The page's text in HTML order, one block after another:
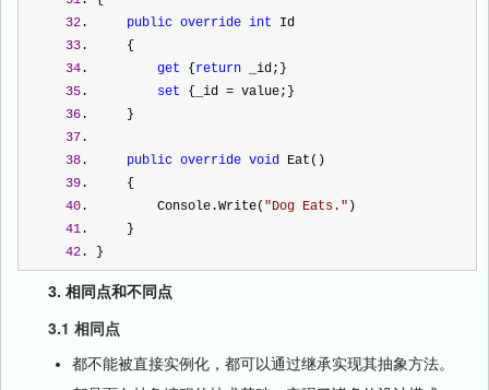
32. public override int Id
33.     {
34. get { return _id;}
35. set {_id = value;}
36.     }
37.
38. public override void Eat()
39.     {
40.         Console.Write( "Dog Eats. " )
41.     }
42. }
3. 相同点和不同点
3.1 相同点
都不能被直接实例化，都可以通过继承实现其抽象方法。